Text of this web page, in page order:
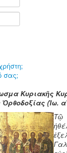
σας;
Κυριακῆς
(Ἰω.
Τῷ